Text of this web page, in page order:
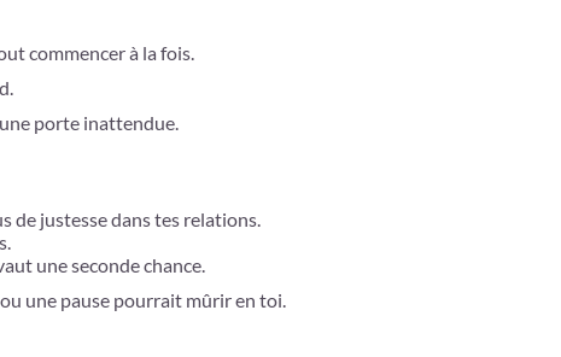
commencer à la fois.
porte inattendue.
de justesse dans tes relations.
une seconde chance.
une pause pourrait mûrir en toi.